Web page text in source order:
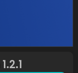
1.2.1